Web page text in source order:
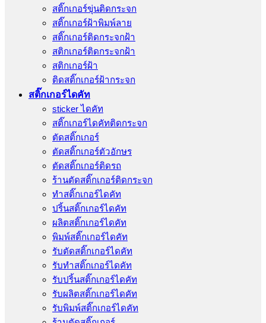
สติ๊กเกอร์ขุ่นติดกระจก
สติ๊กเกอร์ฝ้าพิมพ์ลาย
สติ๊กเกอร์ติดกระจกฝ้า
สติกเกอร์ติดกระจกฝ้า
สติกเกอร์ฝ้า
ติดสติ๊กเกอร์ฝ้ากระจก
สติ๊กเกอร์ไดคัท
sticker ไดคัท
สติ๊กเกอร์ไดคัทติดกระจก
ตัดสติ๊กเกอร์
ตัดสติ๊กเกอร์ตัวอักษร
ตัดสติ๊กเกอร์ติดรถ
ร้านตัดสติ๊กเกอร์ติดกระจก
ทำสติ๊กเกอร์ไดคัท
ปริ้นสติ๊กเกอร์ไดคัท
ผลิตสติ๊กเกอร์ไดคัท
พิมพ์สติ๊กเกอร์ไดคัท
รับตัดสติ๊กเกอร์ไดคัท
รับทําสติ๊กเกอร์ไดคัท
รับปริ้นสติ๊กเกอร์ไดคัท
รับผลิตสติ๊กเกอร์ไดคัท
รับพิมพ์สติ๊กเกอร์ไดคัท